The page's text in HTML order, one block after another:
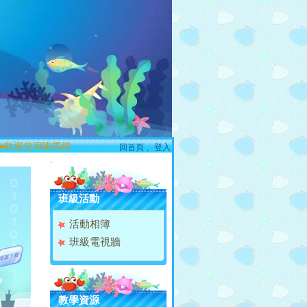
迎使用跑馬燈服務! 回首頁、登入
:::
班級活動
活動相簿
班級電視牆
教學資源